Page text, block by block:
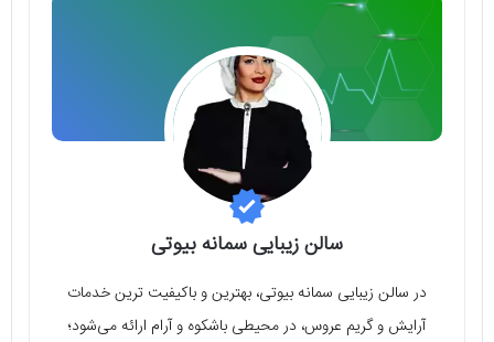
سالن زیبایی سمانه بیوتی
در سالن زیبایی سمانه بیوتی، بهترین و باکیفیت ترین خدمات
آرایش و گریم عروس، در محیطی با‌شکوه و آرام ارائه می‌شود؛